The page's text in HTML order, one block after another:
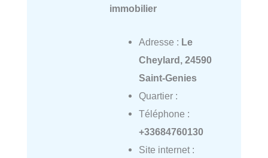
immobilier
Adresse : Le
Cheylard, 24590
Saint-Genies
Quartier :
Téléphone :
+33684760130
Site internet :